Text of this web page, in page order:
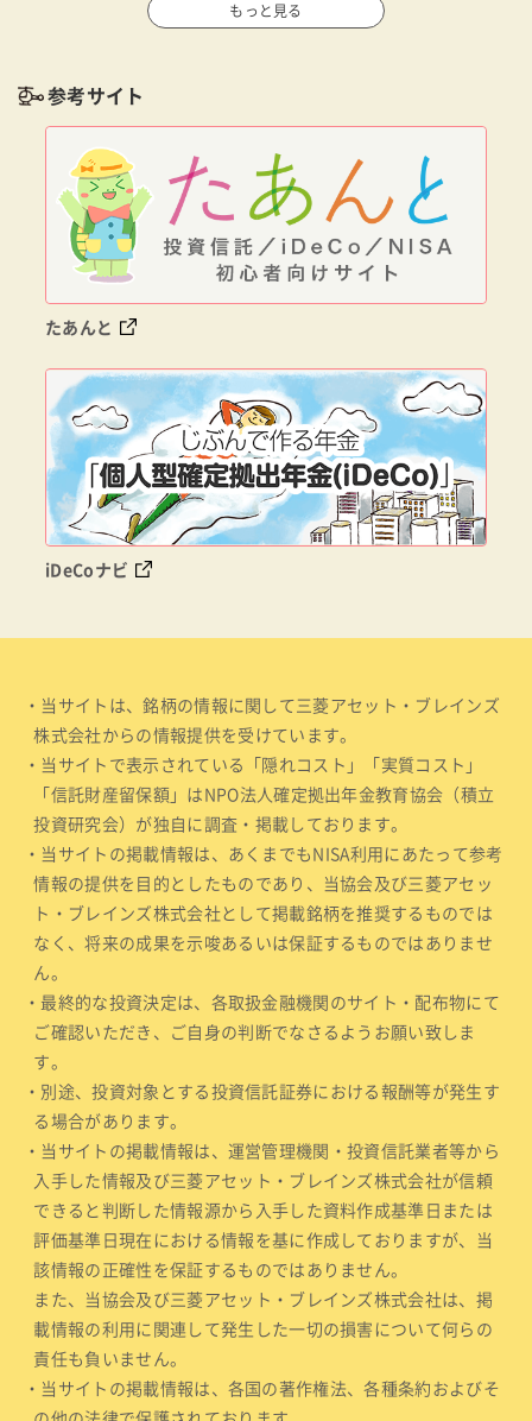
もっと見る
参考サイト
たあんと
iDeCoナビ
・当サイトは、銘柄の情報に関して三菱アセット・ブレインズ
株式会社からの情報提供を受けています。
・当サイトで表示されている「隠れコスト」「実質コスト」
「信託財産留保額」はNPO法人確定拠出年金教育協会（積立
投資研究会）が独自に調査・掲載しております。
・当サイトの掲載情報は、あくまでもNISA利用にあたって参考
情報の提供を目的としたものであり、当協会及び三菱アセッ
ト・ブレインズ株式会社として掲載銘柄を推奨するものでは
なく、将来の成果を示唆あるいは保証するものではありませ
ん。
・最終的な投資決定は、各取扱金融機関のサイト・配布物にて
ご確認いただき、ご自身の判断でなさるようお願い致しま
す。
・別途、投資対象とする投資信託証券における報酬等が発生す
る場合があります。
・当サイトの掲載情報は、運営管理機関・投資信託業者等から
入手した情報及び三菱アセット・ブレインズ株式会社が信頼
できると判断した情報源から入手した資料作成基準日または
評価基準日現在における情報を基に作成しておりますが、当
該情報の正確性を保証するものではありません。
また、当協会及び三菱アセット・ブレインズ株式会社は、掲
載情報の利用に関連して発生した一切の損害について何らの
責任も負いません。
・当サイトの掲載情報は、各国の著作権法、各種条約およびそ